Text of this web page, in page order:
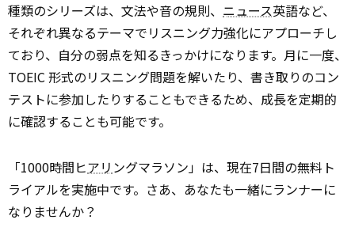
種類のシリーズは、文法や音の規則、 ニュース英語など、
それぞれ異なるテーマでリスニング力強化にアプローチし
ており、自分の弱点を知るきっかけになります。月に一度、
TOEIC 形式のリスニング問題を解いたり、書き取りのコン
テストに参加したりすることもできるため、成長を定期的
に確認することも可能です。
「1000時間ヒアリ ングマラソン」は、現在7日間の無料ト
ライアルを実施中です。さあ、あなたも一緒にランナーに
なりませんか？